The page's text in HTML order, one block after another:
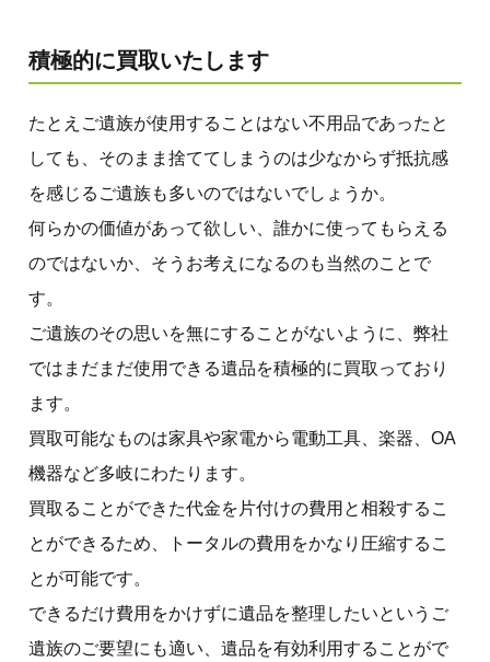
積極的に買取いたします
たとえご遺族が使用することはない不用品であったと
しても、そのまま捨ててしまうのは少なからず抵抗感
を感じるご遺族も多いのではないでしょうか。
何らかの価値があって欲しい、誰かに使ってもらえる
のではないか、そうお考えになるのも当然のことで
す。
ご遺族のその思いを無にすることがないように、弊社
ではまだまだ使用できる遺品を積極的に買取っており
ます。
買取可能なものは家具や家電から電動工具、楽器、OA
機器など多岐にわたります。
買取ることができた代金を片付けの費用と相殺するこ
とができるため、トータルの費用をかなり圧縮するこ
とが可能です。
できるだけ費用をかけずに遺品を整理したいというご
遺族のご要望にも適い、遺品を有効利用することがで